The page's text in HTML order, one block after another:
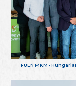
FUEN MKM -